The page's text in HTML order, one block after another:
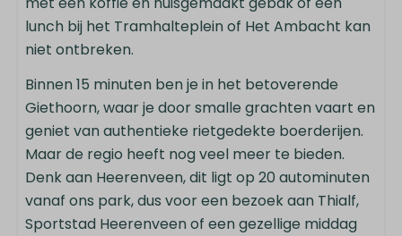
lunch bij het Tramhalteplein of Het Ambacht kan
niet ontbreken.
Binnen 15 minuten ben je in het betoverende
Giethoorn, waar je door smalle grachten vaart en
geniet van authentieke rietgedekte boerderijen.
Maar de regio heeft nog veel meer te bieden.
Denk aan Heerenveen, dit ligt op 20 autominuten
vanaf ons park, dus voor een bezoek aan Thialf,
Sportstad Heerenveen of een gezellige middag